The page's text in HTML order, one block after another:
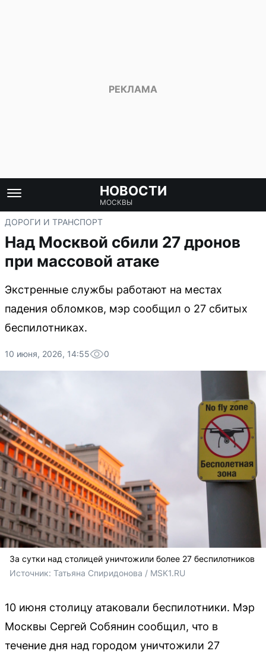
НОВОСТИ
МОСКВЫ
ДОРОГИ И ТРАНСПОРТ
Над Москвой сбили 27 дронов
при массовой атаке
Экстренные службы работают на местах
падения обломков, мэр сообщил о 27 сбитых
беспилотниках.
10 июня, 2026, 14:55 0
За сутки над столицей уничтожили более 27 беспилотников
Источник: Татьяна Спиридонова / MSK1.RU
10 июня столицу атаковали беспилотники. Мэр
Москвы Сергей Собянин сообщил, что в
течение дня над городом уничтожили 27